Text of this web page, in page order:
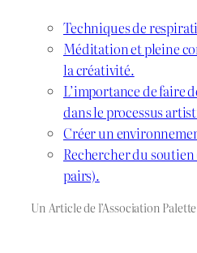
Techniques de
Méditation et pleine
la créativité.
L’importance de faire
dans le processus
Créer un
Rechercher du
pairs).
Un Article de l’Association